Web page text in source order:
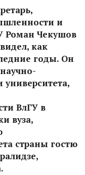
и
Роман Чекушов
как
годы. Он
ВлГУ в
вуза,
страны гостю